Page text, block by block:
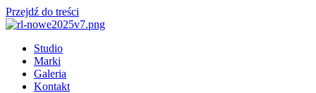
Przejdź do treści
Studio
Marki
Galeria
Kontakt